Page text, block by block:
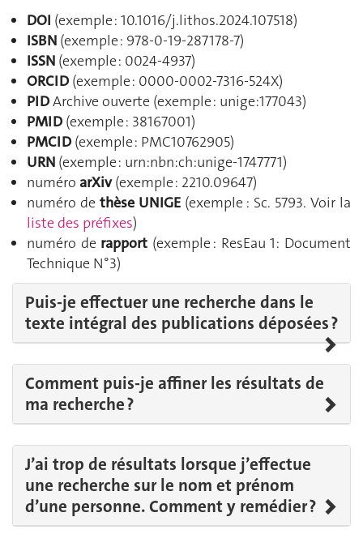
DOI (exemple : 10.1016/j.lithos.2024.107518)
ISBN (exemple : 978-0-19-287178-7)
ISSN (exemple : 0024-4937)
ORCID (exemple : 0000-0002-7316-524X)
PIDArchive ouverte (exemple : unige:177043)
PMID (exemple : 38167001)
PMCID (exemple : PMC10762905)
URN (exemple : urn:nbn:ch:unige-1747771)
numéro arXiv(exemple : 2210.09647)
numéro dethèse UNIGE (exemple : Sc. 5793. Voir la
liste des préfixes)
numéro de rapport (exemple : ResEau 1: Document
Technique N°3)
Puis-je effectuer une recherche dans le
texte intégral des publications déposées ?
Comment puis-je affiner les résultats de
ma recherche ?
J’ai trop de résultats lorsque j’effectue
une recherche sur le nom et prénom
d’une personne. Comment y remédier ?